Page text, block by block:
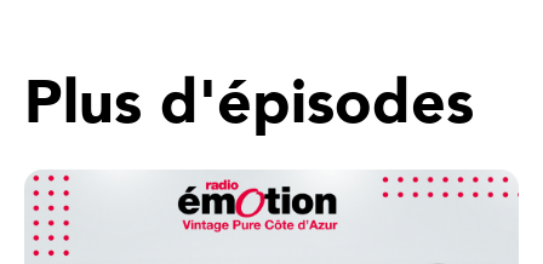
Plus d'épisodes